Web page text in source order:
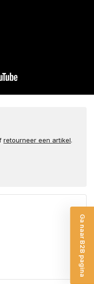
retourneer een artikel.
Ga naar B2B pagina